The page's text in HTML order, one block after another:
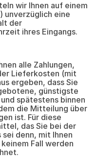
wir Ihnen auf einem
unverzüglich eine
der
ihres Eingangs.
alle Zahlungen,
Lieferkosten (mit
ergeben, dass Sie
günstigste
spätestens binnen
die Mitteilung über
ist. Für diese
das Sie bei der
denn, mit Ihnen
Fall werden